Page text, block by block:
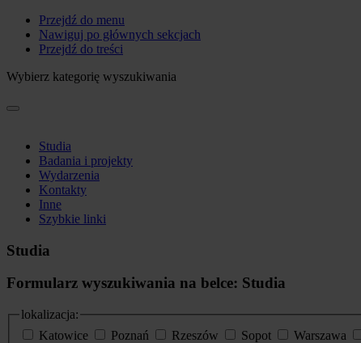
Przejdź do menu
Nawiguj po głównych sekcjach
Przejdź do treści
Wybierz kategorię wyszukiwania
Studia
Badania i projekty
Wydarzenia
Kontakty
Inne
Szybkie linki
Studia
Formularz wyszukiwania na belce: Studia
lokalizacja:
Katowice
Poznań Rzeszów Sopot Warszawa